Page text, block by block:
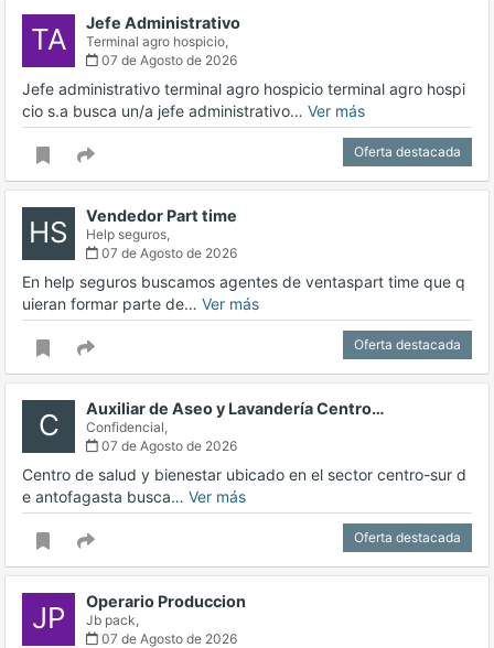
TA Jefe Administrativo
Terminal agro hospicio,
07 de Agosto de 2026
Jefe administrativo terminal agro hospicio terminal agro hospi
cio s.a busca un/a jefe administrativo… Ver más
Oferta destacada
HS Vendedor Part time
Help seguros,
07 de Agosto de 2026
En help seguros buscamos agentes de ventaspart time que q
uieran formar parte de… Ver más
Oferta destacada
C Auxiliar de Aseo y Lavandería Centro…
Confidencial,
07 de Agosto de 2026
Centro de salud y bienestar ubicado en el sector centro-sur d
e antofagasta busca… Ver más
Oferta destacada
JP Operario Produccion
Jb pack,
07 de Agosto de 2026